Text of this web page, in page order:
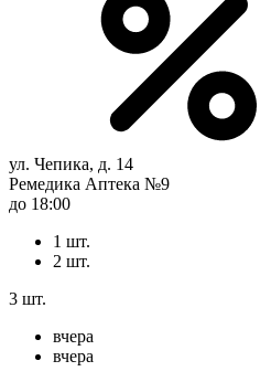
ул. Чепика, д. 14
Ремедика Аптека №9
до 18:00
1 шт.
2 шт.
3 шт.
вчера
вчера